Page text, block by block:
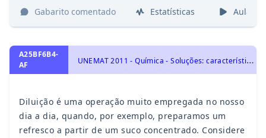
Gabarito comentado Estatísticas Aulas
A25BF6B4-
AF
U
NEMAT 2011 - Química - Soluções: características, tipos de concentração, diluição, mistura, titulação e soluções coloidais., Soluções e Substâncias Inorgânicas
Diluição é uma operação muito empregada no nosso
dia a dia, quando, por exemplo, preparamos um
refresco a partir de um suco concentrado. Considere